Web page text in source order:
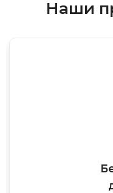
Наши